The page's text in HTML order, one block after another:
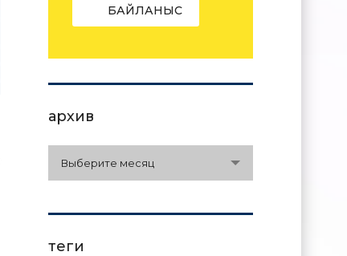
БАЙЛАНЫС
архив
архив
Выберите месяц
теги